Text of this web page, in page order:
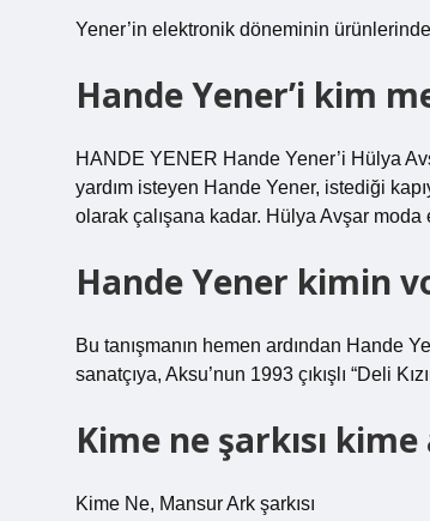
Yener’in elektronik döneminin
Hande Yener’i kim
HANDE YENER Hande Yener’i Hülya
yardım isteyen Hande Yener, istediği
olarak çalışana kadar. Hülya Avşar
Hande Yener kimin
Bu tanışmanın hemen ardından Hande
sanatçıya, Aksu’nun 1993 çıkışlı “Deli
Kime ne şarkısı
Kime Ne, Mansur Ark şarkısı